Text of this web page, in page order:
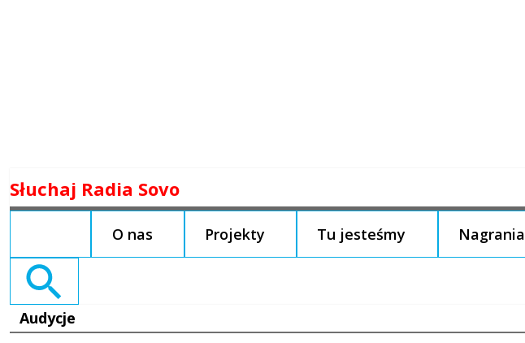
to
Słuchaj Radia Sovo
O nas Projekty Tu jesteśmy Nagrania
Search
Audycje